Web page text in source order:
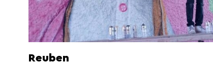
Reuben